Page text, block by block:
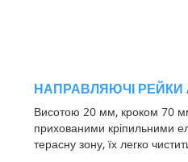
НАПРАВЛЯЮЧІ РЕЙКИ
Висотою 20 мм, кроком 70
прихованими кріпильними
терасну зону, їх легко